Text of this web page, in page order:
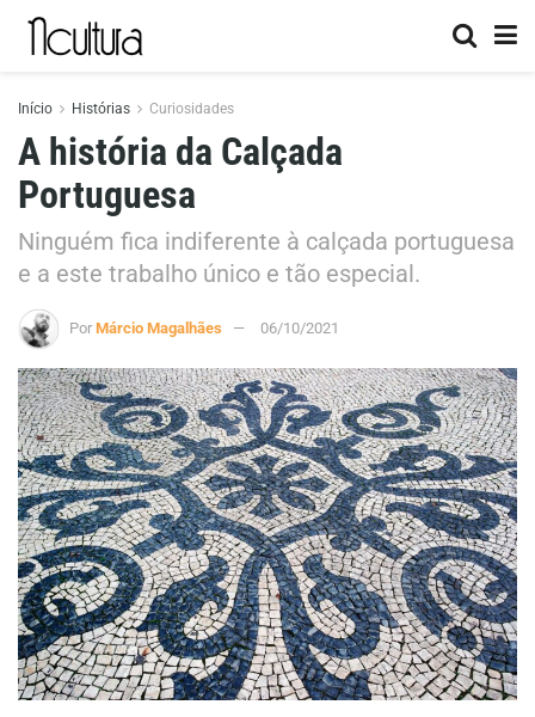
Início Histórias Curiosidades
A história da Calçada
Portuguesa
Ninguém fica indiferente à calçada portuguesa
e a este trabalho único e tão especial.
Por Márcio Magalhães 06/10/2021